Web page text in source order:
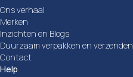
Ons verhaal
Merken
Inzichten en Blogs
Duurzaam verpakken en verzenden
Contact
Help